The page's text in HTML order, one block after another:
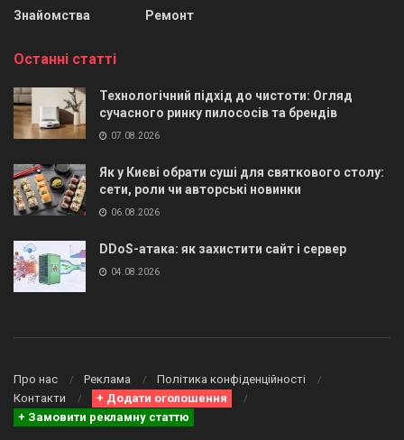
Знайомства
Ремонт
Останні статті
Технологічний підхід до чистоти: Огляд
сучасного ринку пилососів та брендів
07.08.2026
Як у Києві обрати суші для святкового столу:
сети, роли чи авторські новинки
06.08.2026
DDoS-атака: як захистити сайт і сервер
04.08.2026
Про нас Реклама
Політика конфіденційності
Контакти
+ Додати оголошення
+ Замовити рекламну статтю